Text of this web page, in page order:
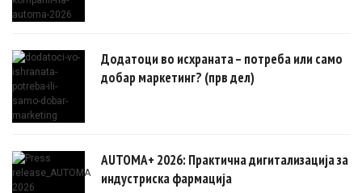
Додатоци во исхраната – потреба или само
добар маркетинг? (прв дел)
AUTOMA+ 2026: Практична дигитализација за
индустриска фармација